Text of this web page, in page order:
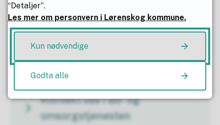
utvikling
Nyttige tjenester og informasjon
Kontakt oss i Bo- og
omsorgstjenesten
“Detaljer”.
Les mer om personvern i Lørenskog kommune.
Kun nødvendige
Godta alle